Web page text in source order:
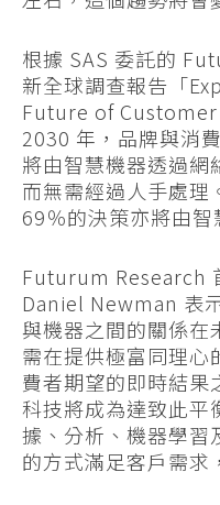
根據 SAS 委託的
新全球調查報告「
Future of Customer
2030 年，品牌與消
將由智慧機器透過網
而無需經過人手處理
69％的決策亦將由智
Futurum Research
Daniel Newman 表
與機器之間的關係在
需在提供極富同理心
費者期望的即時結果
科技將成為達致此平
據、分析、機器學習
的方式滿足客戶需求